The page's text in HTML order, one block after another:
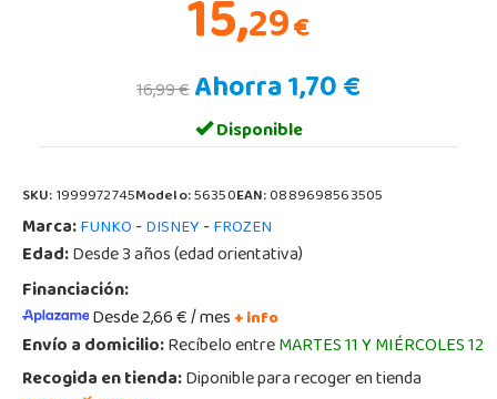
15,29€
16,99 €Ahorra 1,70 €
Disponible
SKU:1999972745Modelo:56350EAN:0889698563505
Marca:FUNKO-DISNEY-FROZEN
Edad:Desde 3 años (edad orientativa)
Financiación:
Desde 2,66 € / mes+ info
Envío a domicilio:Recíbelo entreMARTES 11 Y MIÉRCOLES 12
Recogida en tienda:Diponible para recoger en tienda